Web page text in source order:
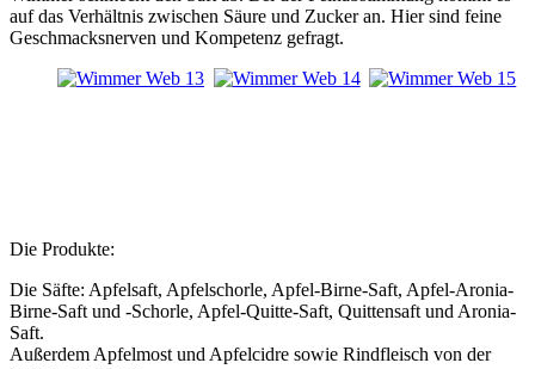
auf das Verhältnis zwischen Säure und Zucker an. Hier sind feine
Geschmacksnerven und Kompetenz gefragt.
Die Produkte:
Die Säfte: Apfelsaft, Apfelschorle, Apfel-Birne-Saft, Apfel-Aronia-
Birne-Saft und -Schorle, Apfel-Quitte-Saft, Quittensaft und Aronia-
Saft.
Außerdem Apfelmost und Apfelcidre sowie Rindfleisch von der